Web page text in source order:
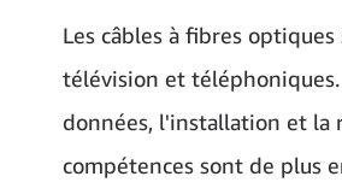
Les câbles à fibres
télévision et
données, l'installation et la
compétences sont de plus